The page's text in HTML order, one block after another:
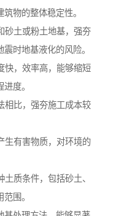
物的整体稳定性。
砂土或粉土地基，强夯
时地基液化的风险。
快，效率高，能够缩短
度。
相比，强夯施工成本较
生有害物质，对环境的
质条件，包括砂土、
围。